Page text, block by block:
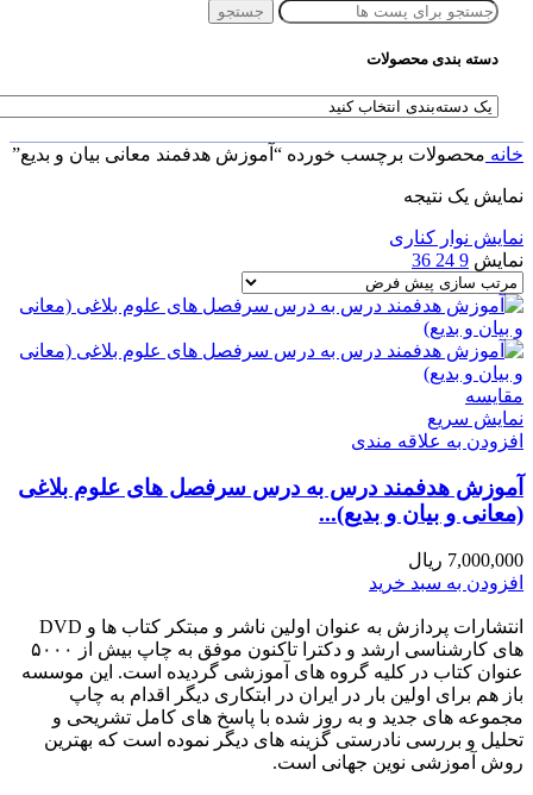
جستجو
دسته بندی محصولات
خانه محصولات برچسب خورده “آموزش هدفمند معانی بیان و بدیع”
نمایش یک نتیجه
نمایش نوار کناری
نمایش 9
24
36
مقايسه
نمایش سریع
افزودن به علاقه مندی
آموزش هدفمند درس به درس سرفصل های علوم بلاغی
(معانی و بیان و بدیع)...
7,000,000 ریال
افزودن به سبد خرید
انتشارات پردازش به عنوان اولین ناشر و مبتکر کتاب ها و DVD
های کارشناسی ارشد و دکترا تاکنون موفق به چاپ بیش از ۵۰۰۰
عنوان کتاب در کلیه گروه های آموزشی گردیده است. این موسسه
باز هم برای اولین بار در ایران در ابتکاری دیگر اقدام به چاپ
مجموعه های جدید و به روز شده با پاسخ های کامل تشریحی و
تحلیل و بررسی نادرستی گزینه های دیگر نموده است که بهترین
روش آموزشی نوین جهانی است.